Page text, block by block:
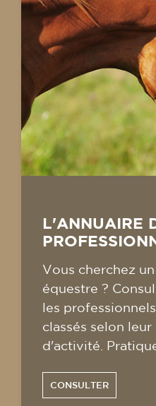
L'ANNUAIRE
Vous cherchez
équestre ?
les
classés selon
d'activité.
CONSULTER